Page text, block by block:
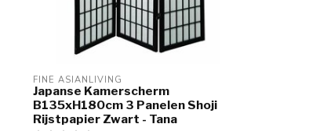
FINE ASIANLIVING
Japanse Kamerscherm
B135xH180cm 3 Panelen Shoji
Rijstpapier Zwart - Tana